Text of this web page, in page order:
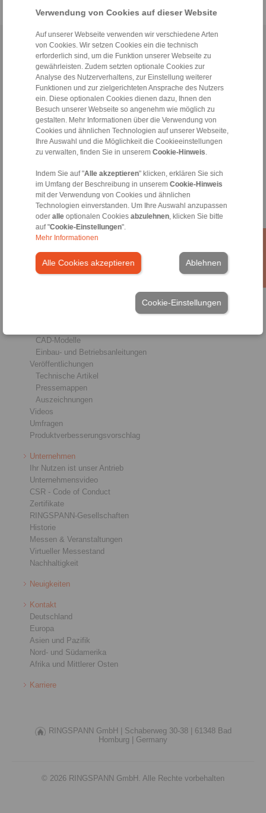
Verwendung von Cookies auf dieser Website
Auf unserer Webseite verwenden wir verschiedene Arten
von Cookies. Wir setzen Cookies ein die technisch
erforderlich sind, um die Funktion unserer Webseite zu
gewährleisten. Zudem setzten optionale Cookies zur
Analyse des Nutzerverhaltens, zur Einstellung weiterer
Funktionen und zur zielgerichteten Ansprache des Nutzers
ein. Diese optionalen Cookies dienen dazu, Ihnen den
Besuch unserer Webseite so angenehm wie möglich zu
gestalten. Mehr Informationen über die Verwendung von
Cookies und ähnlichen Technologien auf unserer Webseite,
Ihre Auswahl und die Möglichkeit die Cookieeinstellungen
zu verwalten, finden Sie in unserem Cookie-Hinweis
Indem Sie auf "Alle akzeptieren" klicken, erklären Sie sich
im Umfang der Beschreibung in unserem Cookie-Hinweis
mit der Verwendung von Cookies und ähnlichen
Technologien einverstanden. Um Ihre Auswahl anzupassen
oder alleoptionalen Cookies abzulehnen, klicken Sie bitte
auf "Cookie-Einstellungen".
Mehr Informationen
Alle Cookies akzeptieren Ablehnen
Cookie-Einstellungen
Home |Kontaktformular| Impressum |Datenschutzerklärung
Allgemeine Verkaufsbedingungen| Hinweisgeberplattform
Produkte
Übersicht
Bremsen
Welle-Nabe-Verbindungen
Schwerlastkupplungen
Industriekupplungen
Präzisionskupplungen
Präzisions-Spannzeuge
Branchen
CAD-Modelle
Einbau- und Betriebsanleitungen
Veröffentlichungen
Technische Artikel
Pressemappen
Auszeichnungen
Videos
Umfragen
Produktverbesserungsvorschlag
Unternehmen
Ihr Nutzen ist unser Antrieb
Unternehmensvideo
CSR - Code of Conduct
Zertifikate
RINGSPANN-Gesellschaften
Historie
Messen & Veranstaltungen
Virtueller Messestand
Nachhaltigkeit
Neuigkeiten
Kontakt
Deutschland
Europa
Asien und Pazifik
Nord- und Südamerika
Afrika und Mittlerer Osten
Karriere
RINGSPANN GmbH | Schaberweg 30-38 |
61348 Bad
Homburg |
Germany
© 2026 RINGSPANN GmbH. Alle Rechte vorbehalten